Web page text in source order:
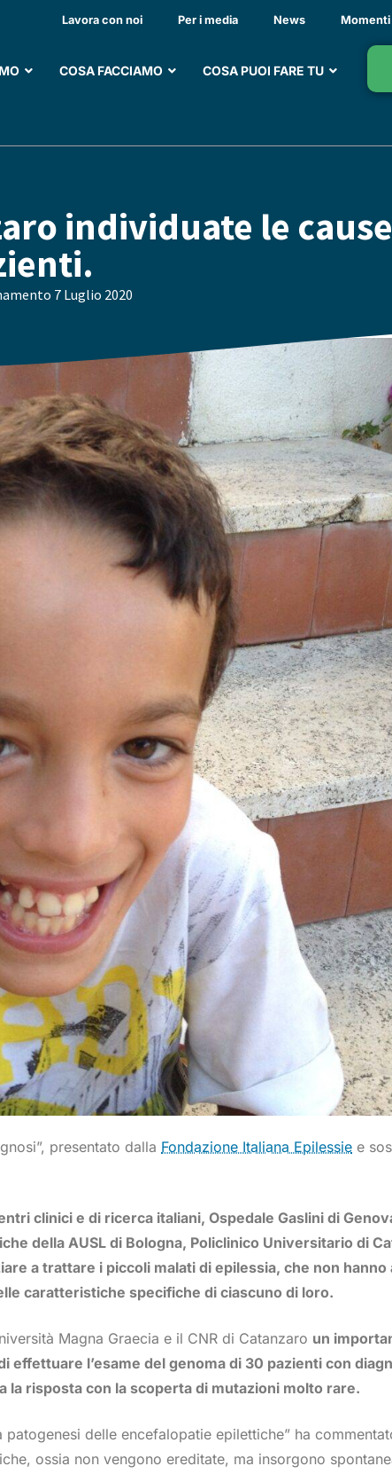
Lavora con noi Per i media News Momenti
COSA FACCIAMO COSA PUOI FARE TU
individuate le
7 Luglio 2020
presentato dalla Fondazione Italiana Epilessie e
clinici e di ricerca italiani, Ospedale Gaslini di
della AUSL di Bologna, Policlinico Universitario di
a trattare i piccoli malati di epilessia, che non
caratteristiche specifiche di ciascuno di loro.
Magna Graecia e il CNR di Catanzaro un
l’esame del genoma di 30 pazienti con
la risposta con la scoperta di mutazioni molto rare.
delle encefalopatie epilettiche” ha
ossia non vengono ereditate, ma insorgono